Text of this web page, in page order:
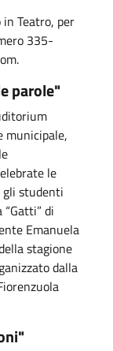
Teatro, per
335-
parole"
municipale,
le
gli studenti
di
Emanuela
stagione
dalla